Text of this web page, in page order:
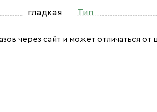
гладкая Тип
через сайт и может отличаться от